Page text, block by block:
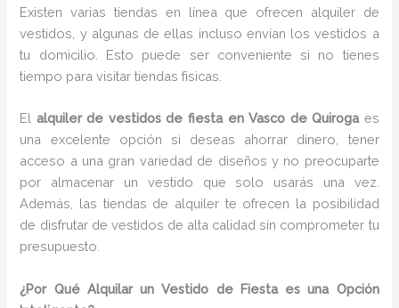
Existen varias tiendas en línea que ofrecen alquiler de
vestidos, y algunas de ellas incluso envían los vestidos a
tu domicilio. Esto puede ser conveniente si no tienes
tiempo para visitar tiendas físicas.
El alquiler de vestidos de fiesta en Vasco de Quirogaes
una excelente opción si deseas ahorrar dinero, tener
acceso a una gran variedad de diseños y no preocuparte
por almacenar un vestido que solo usarás una vez.
Además, las tiendas de alquiler te ofrecen la posibilidad
de disfrutar de vestidos de alta calidad sin comprometer tu
presupuesto.
¿Por Qué Alquilar un Vestido de Fiesta es una Opción